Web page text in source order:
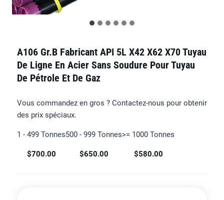
A106 Gr.B Fabricant API 5L X42 X62 X70 Tuyau
De Ligne En Acier Sans Soudure Pour Tuyau
De Pétrole Et De Gaz
Vous commandez en gros ? Contactez-nous pour obtenir
des prix spéciaux.
1 - 499 Tonnes
$700.00
500 - 999 Tonnes
$650.00
>= 1000 Tonnes
$580.00